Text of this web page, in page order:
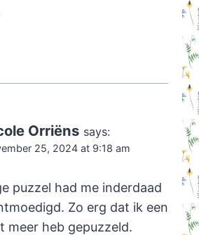
Orriëns says:
25, 2024 at 9:18 am
puzzel had me inderdaad
Zo erg dat ik een
meer heb gepuzzeld.